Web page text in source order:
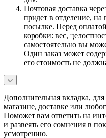
Почтовая доставка
придет в отделение, на
посылке. Перед
коробки: вес,
самостоятельно вы
Один заказ может
его стоимость не
Дополнительная вкладка,
магазине, доставке или
Поможет вам ответить на
и развеять его сомнения в
усмотрению.